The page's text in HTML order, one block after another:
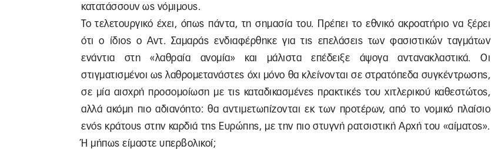
κατατάσσουν ως νόμιμους.
Το τελετουργικό έχει, όπως πάντα, τη σημασία του. Πρέπει το εθνικό ακροατήριο να ξέρει
ότι ο ίδιος ο Αντ. Σαμαράς ενδιαφέρθηκε για τις επελάσεις των φασιστικών ταγμάτων
ενάντια στη «λαθραία ανομία» και μάλιστα επέδειξε άψογα αντανακλαστικά. Οι
στιγματισμένοι ως λαθρομετανάστες όχι μόνο θα κλείνονται σε στρατόπεδα συγκέντρωσης,
σε μία αισχρή προσομοίωση με τις καταδικασμένες πρακτικές του χιτλερικού καθεστώτος,
αλλά ακόμη πιο αδιανόητο: θα αντιμετωπίζονται εκ των προτέρων, από το νομικό πλαίσιο
ενός κράτους στην καρδιά της Ευρώπης, με την πιο στυγνή ρατσιστική Αρχή του «αίματος».
Ή μήπως είμαστε υπερβολικοί;